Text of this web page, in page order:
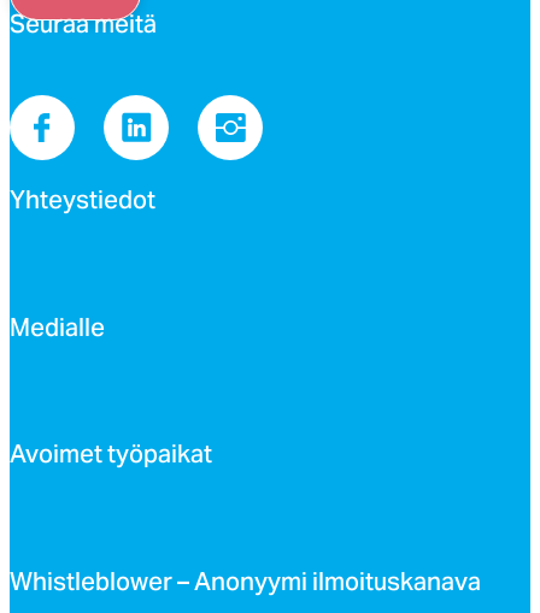
Seu­raa mei­tä
Yh­teys­tie­dot
Me­dial­le
Avoi­met työ­pai­kat
Whist­leb­lo­wer – Ano­nyy­mi il­moi­tus­ka­na­va